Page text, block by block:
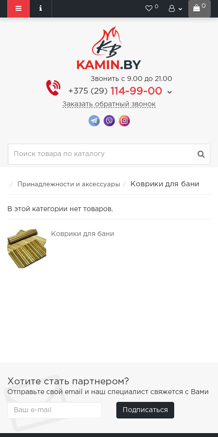
0
0
Звонить с 9.00 до 21.00
+375 (29) 114-99-00
Заказать обратный звонок
Принадлежности и аксессуары Коврики для бани
В этой категории нет товаров.
Коврики для бани
Хотите стать партнером?
Отправьте свой email и наш специалист свяжется с Вами
Подписаться